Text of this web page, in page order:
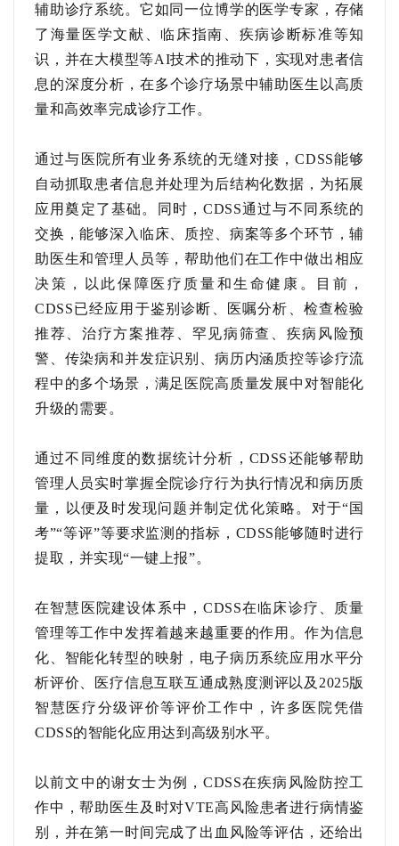
辅助诊疗系统。它如同一位博学的医学专家，存储
了海量医学文献、临床指南、疾病诊断标准等知
识，并在大模型等AI技术的推动下，实现对患者信
息的深度分析 ， 在多个诊疗场景中辅助医生以高质
量和高效率完成诊疗工作。
通过与医院所有业务系统的无缝对接，CDSS能够
自动抓取患者信息并处理为后结构化数据，为拓展
应用奠定了基础。同时，CDSS通过与不同系统的
交换，能够深入临床、质控、病案等多个环节，辅
助医生和管理人员等，帮助他们在工作中做出相应
决策，以此保障医疗质量和生命健康。目前，
CDSS已经应用于鉴别诊断、医嘱分析、检查检验
推荐、治疗方案推荐、罕见病筛查、疾病风险预
警、传染病和并发症识别、病历内涵质控等诊疗流
程中的多个场景，满足医院高质量发展中对智能化
升级的需要。
通过不同维度的数据统计分析， CDSS还能够帮助
管理人员实时掌握全院诊疗行为执行情况和病历质
量，以便及时发现问题并制定优化策略。对于“国
考”“等评”等要求监测的指标，CDSS能够随时进行
提取，并实现“一键上报”。
在智慧医院建设体系中，CDSS在临床诊疗、质量
管理等工作中发挥着越来越重要的作用。作为信息
化、智能化转型的映射，电子病历系统应用水平分
析评价、医疗信息互联互通成熟度测评以及2025版
智慧医疗分级评价等评价工作中，许多医院凭借
CDSS的智能化应用达到高级别水平。
以前文中的谢女士为例，CDSS在疾病风险防控工
作中，帮助医生及时对VTE高风险患者进行病情鉴
别，并在第一时间完成了出血风险等评估，还给出